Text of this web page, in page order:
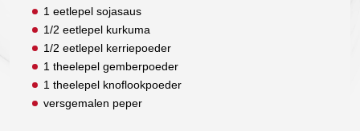
1 eetlepel sojasaus
1/2 eetlepel kurkuma
1/2 eetlepel kerriepoeder
1 theelepel gemberpoeder
1 theelepel knoflookpoeder
versgemalen peper